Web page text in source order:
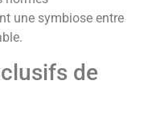
une symbiose entre
de